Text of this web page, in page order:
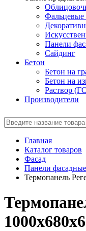
Фальцевые
Панели
Сайдинг
Бетон
Бетон на
Бетон на
Раствор
Производители
Главная
Каталог товаров
Фасад
Панели фасадные
Термопанель